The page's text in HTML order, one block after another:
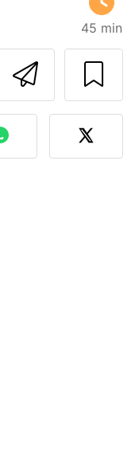
45 min
o
cu